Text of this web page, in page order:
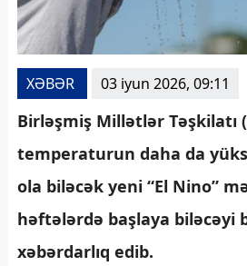
XƏBƏR 03 iyun 2026, 09:11
Birləşmiş Millətlər Təşkilatı
temperaturun daha da
ola biləcək yeni “El Nino”
həftələrdə başlaya biləcəyi
xəbərdarlıq edib.